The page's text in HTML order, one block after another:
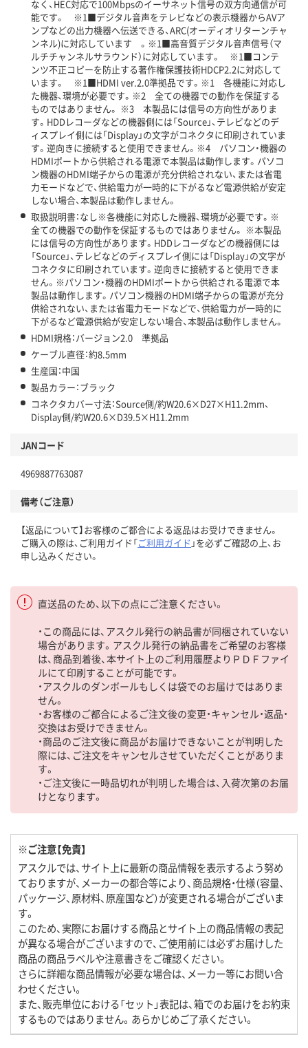
なく、HEC対応で100Mbpsのイーサネット信号の双方向通信が可
能です。 ※1■デジタル音声をテレビなどの表示機器からAVア
ンプなどの出力機器へ伝送できる、ARC(オーディオリターンチャ
ンネル)に対応しています 。※1■高音質デジタル音声信号（マ
ルチチャンネルサラウンド）に対応しています。 ※1■コンテ
ンツ不正コピーを防止する著作権保護技術HDCP2.2に対応して
います。 ※1■HDMI ver.2.0準拠品です。※1 各機能に対応し
た機器、環境が必要です。※2 全ての機器での動作を保証する
ものではありません。 ※3 本製品には信号の方向性がありま
す。HDDレコーダなどの機器側には「Source」、テレビなどのデ
ィスプレイ側には「Display」の文字がコネクタに印刷されていま
す。逆向きに接続すると使用できません。※4 パソコン・機器の
HDMIポートから供給される電源で本製品は動作します。パソコ
ン機器のHDMI端子からの電源が充分供給されない、または省電
力モードなどで、供給電力が一時的に下がるなど電源供給が安定
しない場合、本製品は動作しません。
取扱説明書：なし※各機能に対応した機器、環境が必要です。※
全ての機器での動作を保証するものではありません。 ※本製品
には信号の方向性があります。HDDレコーダなどの機器側には
「Source」、テレビなどのディスプレイ側には「Display」の文字が
コネクタに印刷されています。逆向きに接続すると使用できま
せん。※パソコン・機器のHDMIポートから供給される電源で本
製品は動作します。パソコン機器のHDMI端子からの電源が充分
供給されない、または省電力モードなどで、供給電力が一時的に
下がるなど電源供給が安定しない場合、本製品は動作しません。
HDMI規格：バージョン2.0 準拠品
ケーブル直径：約8.5mm
生産国：中国
製品カラー：ブラック
コネクタカバー寸法：Source側/約W20.6×D27×H11.2mm、
Display側/約W20.6×D39.5×H11.2mm
JANコード
4969887763087
備考（ご注意）
【返品について】お客様のご都合による返品はお受けできません。
ご購入の際は、ご利用ガイド「ご利用ガイド 」を必ずご確認の上、お
申し込みください。
直送品のため、以下の点にご注意ください。
・この商品には、アスクル発行の納品書が同梱されていない
場合があります。アスクル発行の納品書をご希望のお客様
は、商品到着後、本サイト上のご利用履歴よりＰＤＦファイ
ルにて印刷することが可能です。
・アスクルのダンボールもしくは袋でのお届けではありま
せん。
・お客様のご都合によるご注文後の変更・キャンセル・返品・
交換はお受けできません。
・商品のご注文後に商品がお届けできないことが判明した
際には、ご注文をキャンセルさせていただくことがありま
す。
・ご注文後に一時品切れが判明した場合は、入荷次第のお届
けとなります。
※ご注意【免責】
アスクルでは、サイト上に最新の商品情報を表示するよう努め
ておりますが、メーカーの都合等により、商品規格・仕様（容量、
パッケージ、原材料、原産国など）が変更される場合がございま
す。
このため、実際にお届けする商品とサイト上の商品情報の表記
が異なる場合がございますので、ご使用前には必ずお届けした
商品の商品ラベルや注意書きをご確認ください。
さらに詳細な商品情報が必要な場合は、メーカー等にお問い合
わせください。
また、販売単位における「セット」表記は、箱でのお届けをお約束
するものではありません。あらかじめご了承ください。